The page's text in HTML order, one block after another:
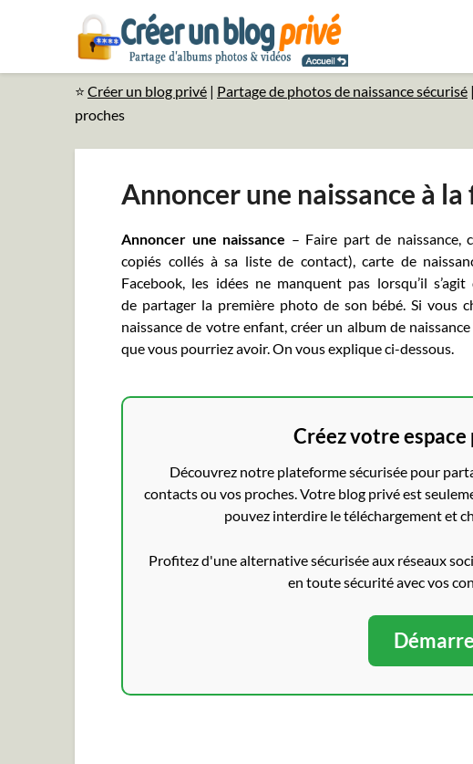
⭐ Créer un blog privé | Partage de photos de naissance sécurisé |
proches
Annoncer une naissance à
Annoncer une naissance – Faire part de naissance,
copiés collés à sa liste de contact), carte de
Facebook, les idées ne manquent pas lorsqu’il
de partager la première photo de son bébé. Si vous
naissance de votre enfant, créer un album de
que vous pourriez avoir. On vous explique ci-dessous.
Créez votre
Découvrez notre plateforme sécurisée pour
contacts ou vos proches. Votre blog privé est
pouvez interdire le téléchargement et
Profitez d'une alternative sécurisée aux réseaux
en toute sécurité avec vos